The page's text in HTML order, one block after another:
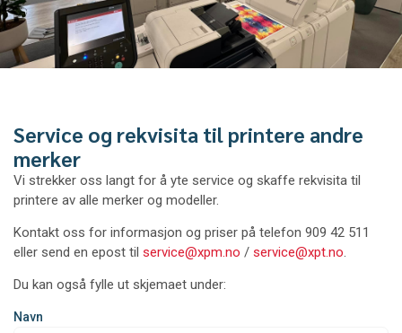
Service og rekvisita til printere andre
merker
Vi strekker oss langt for å yte service og skaffe rekvisita til
printere av alle merker og modeller.
Kontakt oss for informasjon og priser på telefon 909 42 511
eller send en epost til service@xpm.no / service@xpt.no.
Du kan også fylle ut skjemaet under:
Navn